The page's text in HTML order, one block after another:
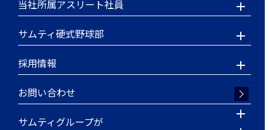
当社所属アスリート社員
サムティ硬式野球部
採用情報
お問い合わせ
サムティグループが